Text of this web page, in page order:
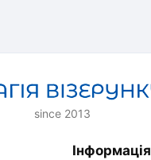
since 2013
Інформація